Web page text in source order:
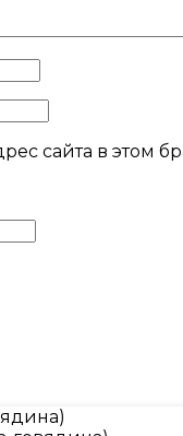
сайта в этом